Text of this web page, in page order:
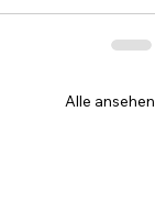
Alle ansehen